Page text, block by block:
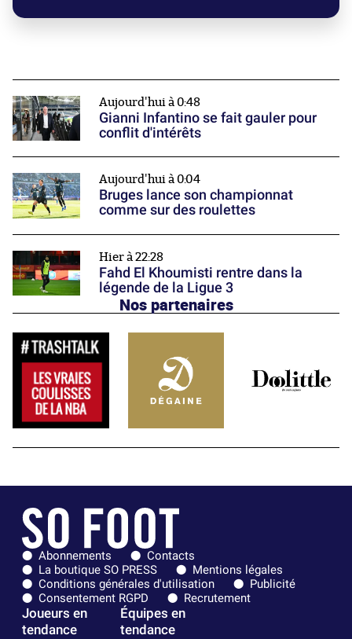
Aujourd'hui à 0:48
Gianni Infantino se fait gauler pour
conflit d'intérêts
Aujourd'hui à 0:04
Bruges lance son championnat
comme sur des roulettes
Hier à 22:28
Fahd El Khoumisti rentre dans la
légende de la Ligue 3
Nos partenaires
Abonnements
Contacts
La boutique SO PRESS
Mentions légales
Conditions générales d'utilisation
Publicité
Consentement RGPD
Recrutement
Joueurs en
tendance
Équipes en
tendance